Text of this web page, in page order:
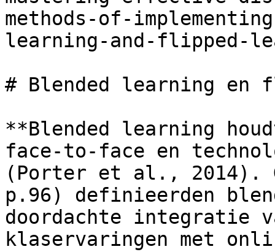
methods-of-
learning-and-flipped-
# Blended learning en
**Blended learning
face-to-face en
(Porter et al., 2014).
p.96) definieerden
doordachte integratie
klaservaringen met